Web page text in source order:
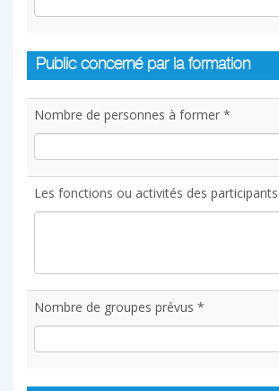
Public concerné par la formation
Nombre de personnes à former *
Les fonctions ou activités des
Nombre de groupes prévus *